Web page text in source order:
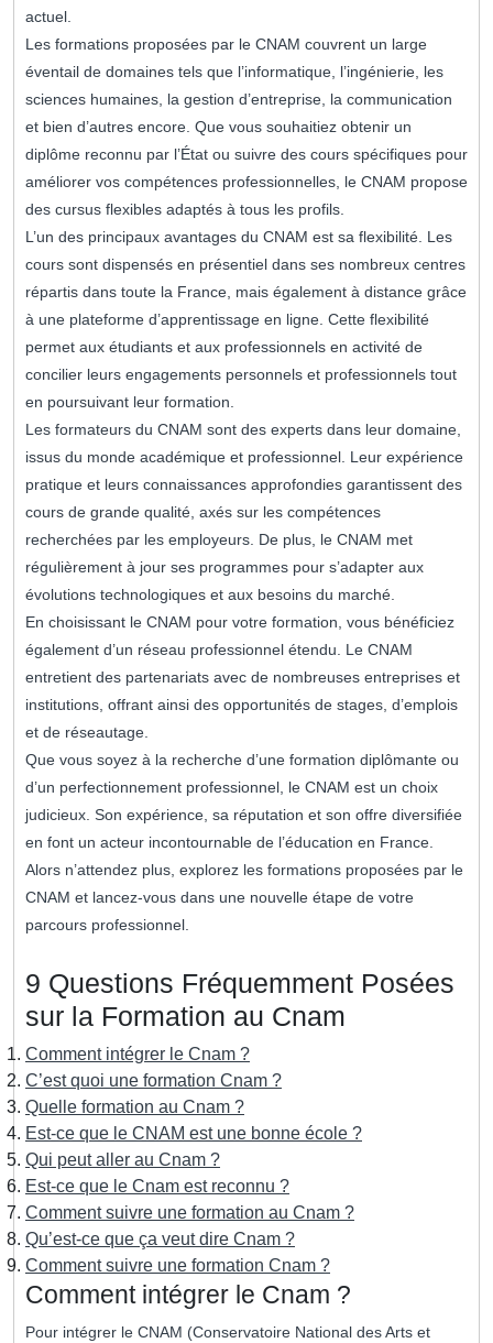
actuel.
Les formations proposées par le CNAM couvrent un large
éventail de domaines tels que l’informatique, l’ingénierie, les
sciences humaines, la gestion d’entreprise, la communication
et bien d’autres encore. Que vous souhaitiez obtenir un
diplôme reconnu par l’État ou suivre des cours spécifiques pour
améliorer vos compétences professionnelles, le CNAM propose
des cursus flexibles adaptés à tous les profils.
L’un des principaux avantages du CNAM est sa flexibilité. Les
cours sont dispensés en présentiel dans ses nombreux centres
répartis dans toute la France, mais également à distance grâce
à une plateforme d’apprentissage en ligne. Cette flexibilité
permet aux étudiants et aux professionnels en activité de
concilier leurs engagements personnels et professionnels tout
en poursuivant leur formation.
Les formateurs du CNAM sont des experts dans leur domaine,
issus du monde académique et professionnel. Leur expérience
pratique et leurs connaissances approfondies garantissent des
cours de grande qualité, axés sur les compétences
recherchées par les employeurs. De plus, le CNAM met
régulièrement à jour ses programmes pour s’adapter aux
évolutions technologiques et aux besoins du marché.
En choisissant le CNAM pour votre formation, vous bénéficiez
également d’un réseau professionnel étendu. Le CNAM
entretient des partenariats avec de nombreuses entreprises et
institutions, offrant ainsi des opportunités de stages, d’emplois
et de réseautage.
Que vous soyez à la recherche d’une formation diplômante ou
d’un perfectionnement professionnel, le CNAM est un choix
judicieux. Son expérience, sa réputation et son offre diversifiée
en font un acteur incontournable de l’éducation en France.
Alors n’attendez plus, explorez les formations proposées par le
CNAM et lancez-vous dans une nouvelle étape de votre
parcours professionnel.
9 Questions Fréquemment Posées
sur la Formation au Cnam
Comment intégrer le Cnam ?
C’est quoi une formation Cnam ?
Quelle formation au Cnam ?
Est-ce que le CNAM est une bonne école ?
Qui peut aller au Cnam ?
Est-ce que le Cnam est reconnu ?
Comment suivre une formation au Cnam ?
Qu’est-ce que ça veut dire Cnam ?
Comment suivre une formation Cnam ?
Comment intégrer le Cnam ?
Pour intégrer le CNAM (Conservatoire National des Arts et